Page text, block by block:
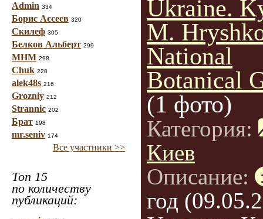
Admin 334
Борис Ассеев 320
Скилеф 305
Белков Альберт 299
МНМ 298
Chuk 220
alek48s 216
Grozniy 212
Strannic 202
Брат 198
mr.seniv 174
Все участники >>
Топ 15
по количеству
публикаций:
Ukraine.
M.
National
Botanical
(1 фото)
Категория:
Киев
Описание:
год